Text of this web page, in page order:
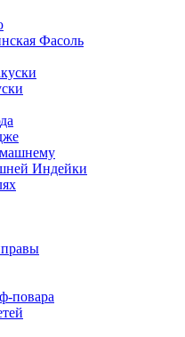
Фасоль
Индейки
повара